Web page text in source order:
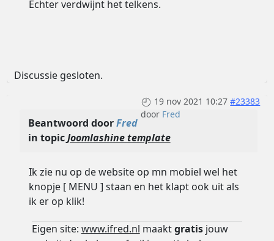
Echter verdwijnt het telkens.
Discussie gesloten.
19 nov 2021 10:27 #23383
door Fred
Beantwoord doorFred
in topicJoomlashine template
Ik zie nu op de website op mn mobiel wel het
knopje [ MENU ] staan en het klapt ook uit als
ik er op klik!
Eigen site: www.ifred.nl maaktgratisjouw